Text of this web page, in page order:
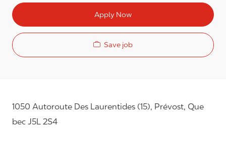
Apply Now
Save job
1050 Autoroute Des Laurentides (15), Prévost, Que
bec J5L 2S4